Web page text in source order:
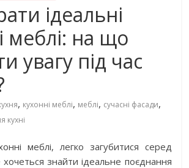
ідеальні
меблі: на що
увагу під час
, кухонні меблі, меблі, сучасні фасади,
кухні
меблі, легко загубитися серед
хочеться знайти ідеальне поєднання